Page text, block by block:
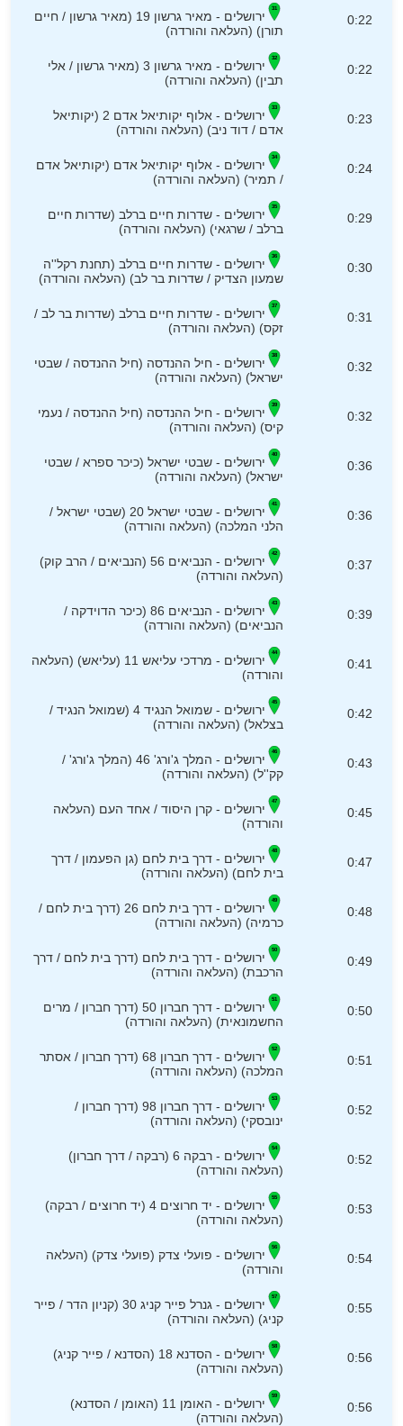
0:22
ירושלים - מאיר גרשון 19 (מאיר גרשון / חיים
תורן) (העלאה והורדה)
0:22
ירושלים - מאיר גרשון 3 (מאיר גרשון / אלי
תבין) (העלאה והורדה)
0:23
ירושלים - אלוף יקותיאל אדם 2 (יקותיאל
אדם / דוד ניב) (העלאה והורדה)
0:24
ירושלים - אלוף יקותיאל אדם (יקותיאל אדם
/ תמיר) (העלאה והורדה)
0:29
ירושלים - שדרות חיים ברלב (שדרות חיים
ברלב / שרגאי) (העלאה והורדה)
0:30
ירושלים - שדרות חיים ברלב (תחנת רקל''ה
שמעון הצדיק / שדרות בר לב) (העלאה והורדה)
0:31
ירושלים - שדרות חיים ברלב (שדרות בר לב /
זקס) (העלאה והורדה)
0:32
ירושלים - חיל ההנדסה (חיל ההנדסה / שבטי
ישראל) (העלאה והורדה)
0:32
ירושלים - חיל ההנדסה (חיל ההנדסה / נעמי
קיס) (העלאה והורדה)
0:36
ירושלים - שבטי ישראל (כיכר ספרא / שבטי
ישראל) (העלאה והורדה)
0:36
ירושלים - שבטי ישראל 20 (שבטי ישראל /
הלני המלכה) (העלאה והורדה)
0:37
ירושלים - הנביאים 56 (הנביאים / הרב קוק)
(העלאה והורדה)
0:39
ירושלים - הנביאים 86 (כיכר הדוידקה /
הנביאים) (העלאה והורדה)
0:41
ירושלים - מרדכי עליאש 11 (עליאש) (העלאה
והורדה)
0:42
ירושלים - שמואל הנגיד 4 (שמואל הנגיד /
בצלאל) (העלאה והורדה)
0:43
ירושלים - המלך ג'ורג' 46 (המלך ג'ורג' /
קק''ל) (העלאה והורדה)
0:45
ירושלים - קרן היסוד / אחד העם (העלאה
והורדה)
0:47
ירושלים - דרך בית לחם (גן הפעמון / דרך
בית לחם) (העלאה והורדה)
0:48
ירושלים - דרך בית לחם 26 (דרך בית לחם /
כרמיה) (העלאה והורדה)
0:49
ירושלים - דרך בית לחם (דרך בית לחם / דרך
הרכבת) (העלאה והורדה)
0:50
ירושלים - דרך חברון 50 (דרך חברון / מרים
החשמונאית) (העלאה והורדה)
0:51
ירושלים - דרך חברון 68 (דרך חברון / אסתר
המלכה) (העלאה והורדה)
0:52
ירושלים - דרך חברון 98 (דרך חברון /
ינובסקי) (העלאה והורדה)
0:52
ירושלים - רבקה 6 (רבקה / דרך חברון)
(העלאה והורדה)
0:53
ירושלים - יד חרוצים 4 (יד חרוצים / רבקה)
(העלאה והורדה)
0:54
ירושלים - פועלי צדק (פועלי צדק) (העלאה
והורדה)
0:55
ירושלים - גנרל פייר קניג 30 (קניון הדר / פייר
קניג) (העלאה והורדה)
0:56
ירושלים - הסדנא 18 (הסדנא / פייר קניג)
(העלאה והורדה)
0:56
ירושלים - האומן 11 (האומן / הסדנא)
(העלאה והורדה)